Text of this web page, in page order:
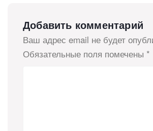
Добавить комментарий
Ваш адрес email не будет
Обязательные поля помечены *